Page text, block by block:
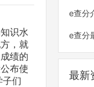
识水
，就
绩的
布使
子们
e查分
e查分
最新